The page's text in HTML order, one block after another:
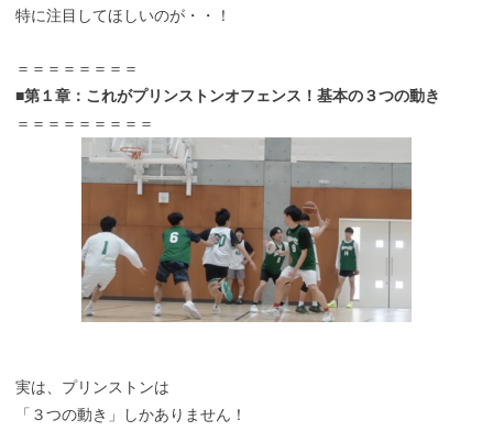
特に注目してほしいのが・・！
＝＝＝＝＝＝＝＝
■第１章：これがプリンストンオフェンス！基本の３つの動き
＝＝＝＝＝＝＝＝＝
実は、プリンストンは
「３つの動き」しかありません！